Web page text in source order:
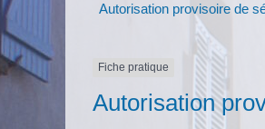
Autorisation provisoire de
Fiche pratique
Autorisation